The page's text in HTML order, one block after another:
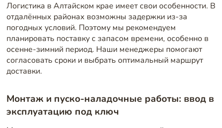
Логистика в Алтайском крае имеет свои особенности. В
отдалённых районах возможны задержки из-за
погодных условий. Поэтому мы рекомендуем
планировать поставку с запасом времени, особенно в
осенне-зимний период. Наши менеджеры помогают
согласовать сроки и выбрать оптимальный маршрут
доставки.
Монтаж и пуско-наладочные работы: ввод в
эксплуатацию под ключ